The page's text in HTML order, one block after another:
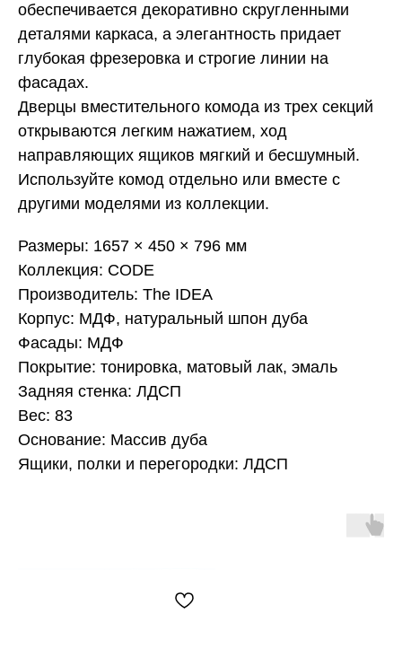
обеспечивается декоративно скругленными
деталями каркаса, а элегантность придает
глубокая фрезеровка и строгие линии на
фасадах.
Дверцы вместительного комода из трех секций
открываются легким нажатием, ход
направляющих ящиков мягкий и бесшумный.
Используйте комод отдельно или вместе с
другими моделями из коллекции.
Размеры: 1657 × 450 × 796 мм
Коллекция: CODE
Производитель: The IDEA
Корпус: МДФ, натуральный шпон дуба
Фасады: МДФ
Покрытие: тонировка, матовый лак, эмаль
Задняя стенка: ЛДСП
Вес: 83
Основание: Массив дуба
Ящики, полки и перегородки: ЛДСП